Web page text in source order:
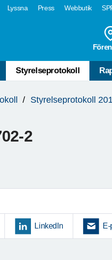
Lyssna Press Webbutik
Styrelseprotokoll
Styrelseprotokoll
2
LinkedIn